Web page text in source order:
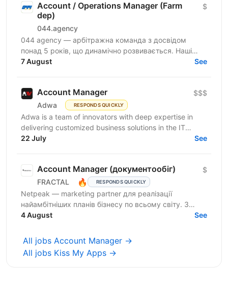
Account / Operations Manager (Farm
dep)
044.agency
$
044 agency — арбітражна команда з досвідом
понад 5 років, що динамічно розвивається. Наші
співробітники — наша головна цінність, тому ми
7 August See
Account Manager
Adwa RESPONDS QUICKLY
$$$
Adwa is a team of innovators with deep expertise in
delivering customized business solutions in the IT
sector. We are looking for an outgoing extrovert and...
22 July See
Account Manager (документообіг)
FRACTAL 🔥 RESPONDS QUICKLY
$
Netpeak — marketing partner для реалізації
найамбітніших планів бізнесу по всьому світу. З
Netpeak можна більше. Агенція надає повний спектр
4 August See
All jobs Account Manager →
All jobs Kiss My Apps →